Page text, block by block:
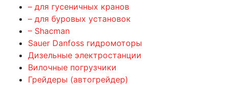
– для гусеничных кранов
– для буровых установок
– Shacman
Sauer Danfoss гидромоторы
Дизельные электростанции
Вилочные погрузчики
Грейдеры (автогрейдер)